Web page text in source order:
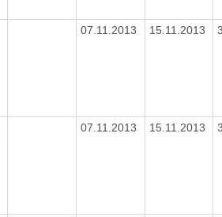
07.11.2013 15.11.2013
07.11.2013 15.11.2013